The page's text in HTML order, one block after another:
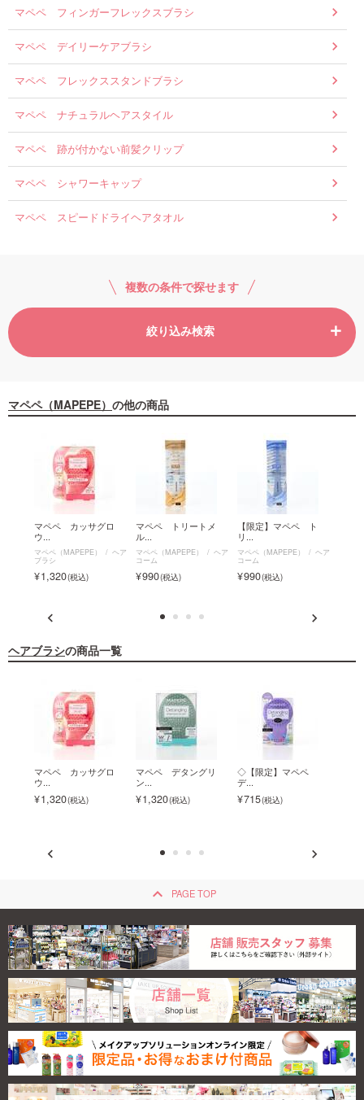
マペペ フィンガーフレックスブラシ
マペペ デイリーケアブラシ
マペペ フレックススタンドブラシ
マペペ ナチュラルヘアスタイル
マペペ 跡が付かない前髪クリップ
マペペ シャワーキャップ
マペペ スピードドライヘアタオル
複数の条件で探せます
絞り込み検索
マペペ（MAPEPE） の他の商品
マペペ カッサグロ
ウ...
マペペ（MAPEPE） ヘア
ブラシ
1,320
マペペ トリートメ
ル...
マペペ（MAPEPE） ヘア
コーム
990
【限定】マペペ ト
リ...
マペペ（MAPEPE） ヘア
コーム
990
ヘアブラシの商品一覧
マペペ カッサグロ
ウ...
1,320
マペペ デタングリ
ン...
1,320
◇【限定】マペペ
デ...
715
keyboard_arrow_up PAGE TOP